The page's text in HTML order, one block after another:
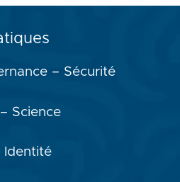
– Sécurité
Science
Identité